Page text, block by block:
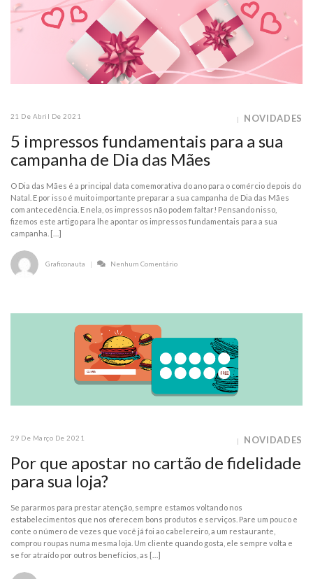
21 De Abril De 2021 NOVIDADES
5 impressos fundamentais para a sua
campanha de Dia das Mães
O Dia das Mães é a principal data comemorativa do ano para o comércio depois do
Natal. E por isso é muito importante preparar a sua campanha de Dia das Mães
com antecedência. E nela, os impressos não podem faltar! Pensando nisso,
fizemos este artigo para lhe apontar os impressos fundamentais para a sua
campanha. […]
Graficonauta Nenhum Comentário
29 De Março De 2021 NOVIDADES
Por que apostar no cartão de fidelidade
para sua loja?
Se pararmos para prestar atenção, sempre estamos voltando nos
estabelecimentos que nos oferecem bons produtos e serviços. Pare um pouco e
conte o número de vezes que você já foi ao cabelereiro, a um restaurante,
comprou roupas numa mesma loja. Um cliente quando gosta, ele sempre volta e
se for atraído por outros benefícios, as […]